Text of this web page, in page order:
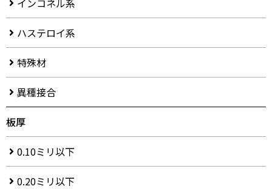
インコネル系
ハステロイ系
特殊材
異種接合
板厚
0.10ミリ以下
0.20ミリ以下